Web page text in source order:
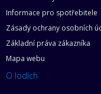
Informace pro spotřebitele
Zásady ochrany osobních
Základní práva zákazníka
Mapa webu
O lodích